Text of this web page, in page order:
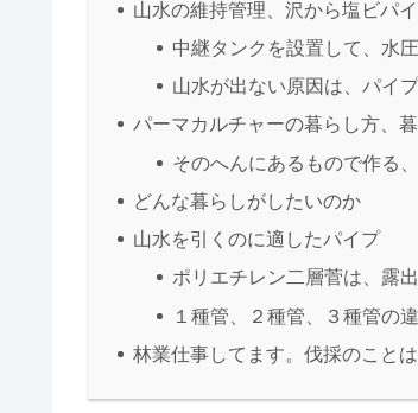
山水の維持管理、沢から塩ビパ
中継タンクを設置して、水
山水が出ない原因は、パイ
パーマカルチャーの暮らし方、
そのへんにあるもので作る
どんな暮らしがしたいのか
山水を引くのに適したパイプ
ポリエチレン二層菅は、露
１種管、２種管、３種管の
林業仕事してます。伐採のことは